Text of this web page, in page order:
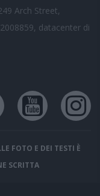
Arch Street,
datacenter di
FOTO E DEI TESTI È
SCRITTA